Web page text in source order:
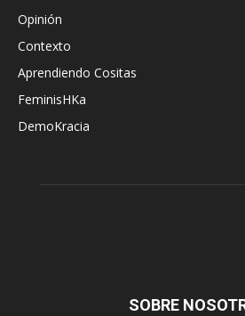
Opinión
Contexto
Aprendiendo Cositas
FeminisHKa
DemoKracia
SOBRE